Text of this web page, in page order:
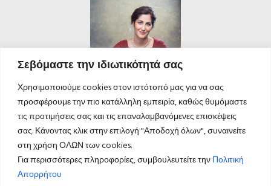
Σεβόμαστε την ιδιωτικότητά σας
Χρησιμοποιούμε cookies στον ιστότοπό μας για να σας
προσφέρουμε την πιο κατάλληλη εμπειρία, καθώς θυμόμαστε
τις προτιμήσεις σας και τις επαναλαμβανόμενες επισκέψεις
σας. Κάνοντας κλικ στην επιλογή "Αποδοχή όλων", συναινείτε
στη χρήση ΟΛΩΝ των cookies.
Για περισσότερες πληροφορίες, συμβουλευτείτε τηνΠολιτική
Απορρήτου